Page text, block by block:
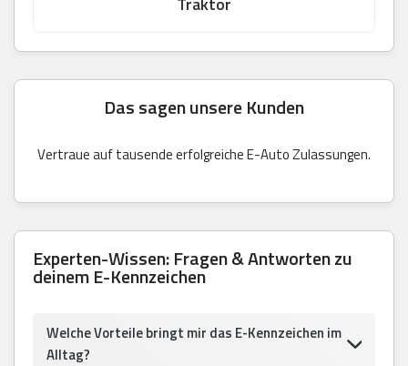
Das sagen unsere Kunden
Vertraue auf tausende erfolgreiche E-Auto Zulassungen.
Experten-Wissen: Fragen & Antworten zu
deinem E-Kennzeichen
Welche Vorteile bringt mir das E-Kennzeichen im
Alltag?